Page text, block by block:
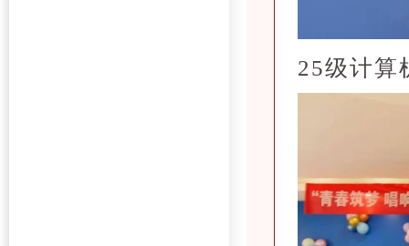
25级计算